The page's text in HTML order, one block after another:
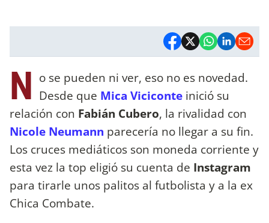
N o se pueden ni ver, eso no es novedad.
Desde que Mica Viciconte inició su
relación con Fabián Cubero, la rivalidad con
Nicole Neumann parecería no llegar a su fin.
Los cruces mediáticos son moneda corriente y
esta vez la top eligió su cuenta de Instagram
para tirarle unos palitos al futbolista y a la ex
Chica Combate.